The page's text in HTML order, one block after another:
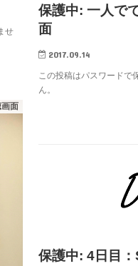
せ
保護中: 一人で
面
2017.09.14
この投稿はパスワードで
ん。
画面
保護中: 4日目